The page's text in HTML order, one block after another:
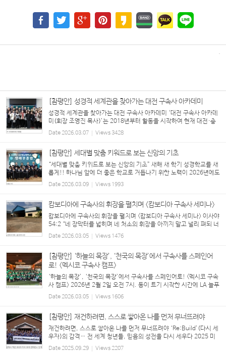
[참평안] 성경적 세계관을 찾아가는 대전 구속사 아카데미
성경적 세계관을 찾아가는 대전 구속사 아카데미 ‘대전 구속사 아카데
미(회장 조영진 목사)’는 2018년부터 활동을 시작하여 현재 대전·충
청권을 중심으로 다양한 교단과 교회 배경을 가진 80여 명의 목회자,
신학생, 평신도 리더, 성도들이 참여하...
Date2026.03.07 Views3428
[참평안] 세대별 맞춤 키워드로 보는 신앙의 기초
“세대별 맞춤 키워드로 보는 신앙의 기초” 새해 새 학기 성경학교를 새
롭게!! 하나님 앞에 더 좋은 학교로 거듭나기 위한 노력이 2026년에도
각급 성경학교별로 진행되고 있는 가운데, 이번 호는 영아부, 유치부,
유년부의 운영 방향과 비전을 소개한다. ...
Date2026.03.09 Views 1993
캄보디아에 구속사의 휘장을 펼치며 <캄보디아 구속사 세미나>
캄보디아에 구속사의 휘장을 펼치며 <캄보디아 구속사 세미나> 이사야
54:2 “네 장막터를 넓히며 네 처소의 휘장을 아끼지 말고 널리 펴되 너
의 줄을 길게 하며 너의 말뚝을 견고히 할지어다” “거기 가도 괜찮아
요?” “너무 위험한 거 아니에요?” “무사...
Date2026.03.05 Views 1476
[참평안] ‘하늘의 목장’, ‘천국의 목장’에서 구속사를 스페인어
로! <멕시코 구속사 캠프>
‘하늘의 목장’, ‘천국의 목장’에서 구속사를 스페인어로! <멕시코 구속
사 캠프> 2026년 2월 2일 오전 7시. 동이 트기 시작한 시간에 LA 늘푸
른동산 교회에서는 멕시코 구속사 캠프의 강사들과 봉사자들이 쏟아질
듯한 짐을 교회 밴에 싣고 출발...
Date2026.03.05 Views 1606
[참평안] 재건하려면, 스스로 쌓아온 나를 먼저 무너뜨려야
재건하려면, 스스로 쌓아온 나를 먼저 무너뜨려야 ‘Re:Build’(다시 세
우자)의 감격… 전 세계 청년들, 믿음의 성전을 다시 세우다 2025 미
국 호라 컨퍼런스, 애틀랜타에서 뜨거운 은혜로 마무리 2025년 7월 2
~5일, 미국 조지아주 애틀랜타에서는...
Date2025.09.29 Views2207